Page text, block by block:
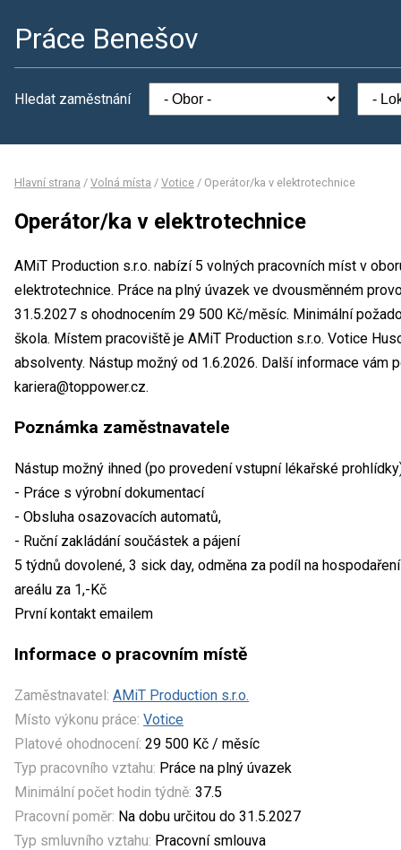
Práce Benešov
Hledat zaměstnání
Hlavní strana / Volná místa / Votice / Operátor/ka v elektrotechnice
Operátor/ka v elektrotechnice
AMiT Production s.r.o. nabízí 5 volných pracovních míst v
elektrotechnice. Práce na plný úvazek ve dvousměnném
31.5.2027 s ohodnocením 29 500 Kč/měsíc. Minimální
škola. Místem pracoviště je AMiT Production s.r.o. Votice
absolventy. Nástup možný od 1.6.2026. Další informace vám
kariera@toppower.cz.
Poznámka zaměstnavatele
Nástup možný ihned (po provedení vstupní lékařské
- Práce s výrobní dokumentací
- Obsluha osazovacích automatů,
- Ruční zakládání součástek a pájení
5 týdnů dovolené, 3 sick day, odměna za podíl na
areálu za 1,-Kč
První kontakt emailem
Informace o pracovním místě
Zaměstnavatel: AMiT Production s.r.o.
Místo výkonu práce: Votice
Platové ohodnocení: 29 500 Kč / měsíc
Typ pracovního vztahu: Práce na plný úvazek
Minimální počet hodin týdně: 37.5
Pracovní poměr: Na dobu určitou do 31.5.2027
Typ smluvního vztahu: Pracovní smlouva